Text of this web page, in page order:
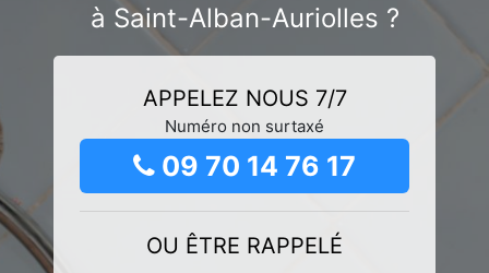
à Saint-Alban-Auriolles ?
APPELEZ NOUS 7/7
Numéro non surtaxé
09 70 14 76 17
OU ÊTRE RAPPELÉ